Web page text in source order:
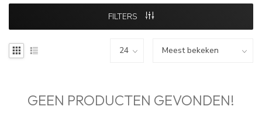
FILTERS
GEEN PRODUCTEN GEVONDEN!